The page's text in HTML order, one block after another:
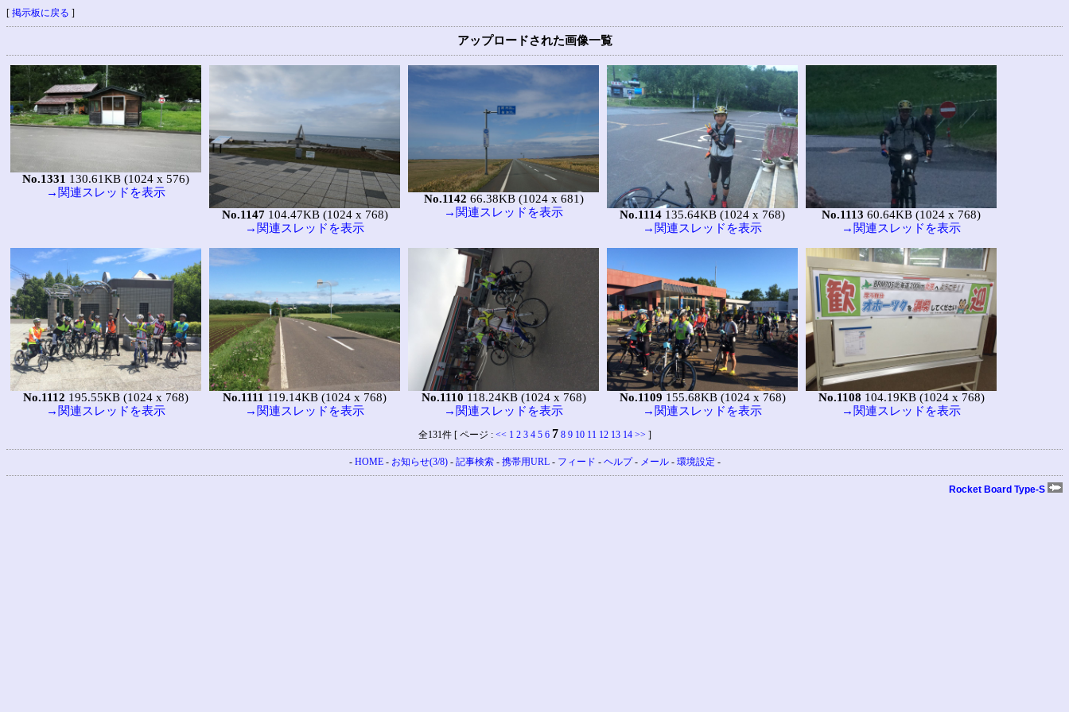
[ 掲示板に戻る ]
アップロードされた画像一覧
No.1331 130.61KB (1024 x 576)
→関連スレッドを表示
No.1147104.47KB (1024 x 768)
→関連スレッドを表示
No.1142 66.38KB (1024 x 681)
→関連スレッドを表示
No.1114 135.64KB (1024 x 768)
→関連スレッドを表示
No.1113 60.64KB (1024 x 768)
→関連スレッドを表示
No.1112 195.55KB (1024 x 768)
→関連スレッドを表示
No.1111 119.14KB (1024 x 768)
→関連スレッドを表示
No.1110 118.24KB (1024 x 768)
→関連スレッドを表示
No.1109 155.68KB (1024 x 768)
→関連スレッドを表示
No.1108 104.19KB (1024 x 768)
→関連スレッドを表示
全131件 [ ページ : << 1 2 3 4 5 6 7 8 9 10 11 12 13 14 >> ]
- HOME- お知らせ(3/8)- 記事検索- 携帯用URL- フィード - ヘルプ- メール- 環境設定 -
Rocket Board Type-S